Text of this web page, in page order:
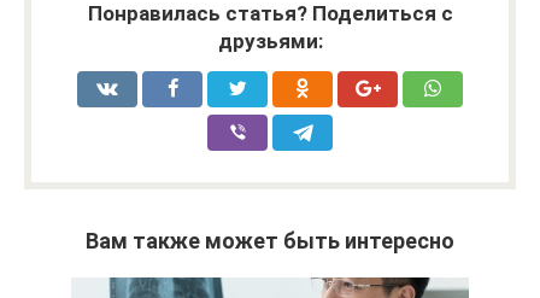
Понравилась статья? Поделиться с
друзьями:
Вам также может быть интересно